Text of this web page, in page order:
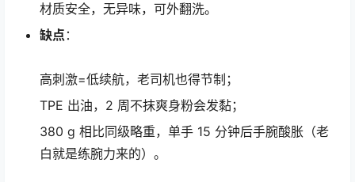
材质安全，无异味，可外翻洗。
缺点 ：
高刺激=低续航，老司机也得节制；
TPE 出油，2 周不抹爽身粉会发黏；
380 g 相比同级略重，单手 15 分钟后手腕酸胀（老
白就是练腕力来的）。